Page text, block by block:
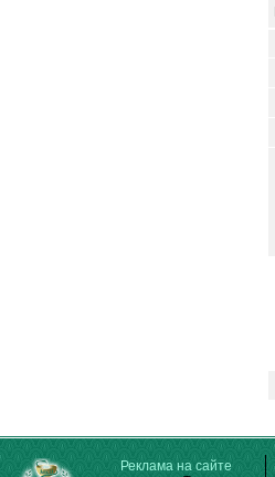
Реклама на сайте